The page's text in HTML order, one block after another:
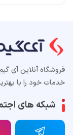
فروشگاه آنلاین آی
خدمات خود را با
شبکه های